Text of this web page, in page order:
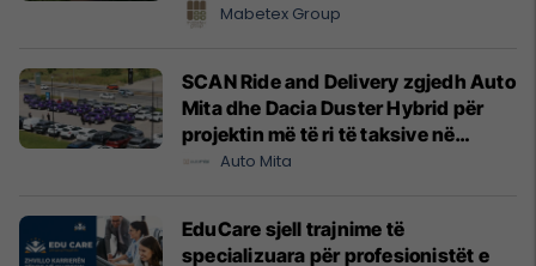
Mabetex Group
SCAN Ride and Delivery zgjedh Auto
Mita dhe Dacia Duster Hybrid për
projektin më të ri të taksive në
Prishtinë
Auto Mita
EduCare sjell trajnime të
specializuara për profesionistët e